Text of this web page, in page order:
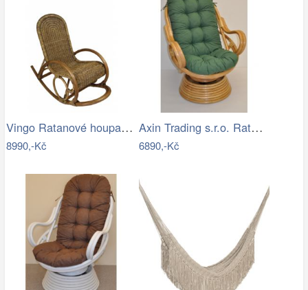
Vingo Ratanové houpací křeslo - hnědé
8990,-Kč
Axin Trading s.r.o. Ratanové houpací…
6890,-Kč